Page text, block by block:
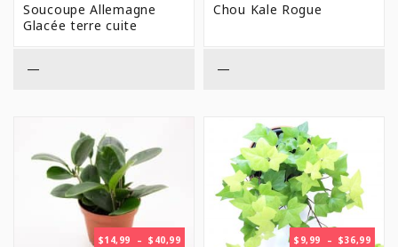
Soucoupe Allemagne
Glacée terre cuite
—
Chou Kale Rogue
—
$14,99 – $ 40,99PLAGE
$ 9,99 – $36,99